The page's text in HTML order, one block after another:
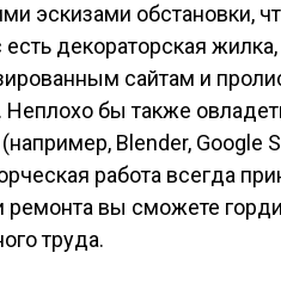
эскизами обстановки,
есть декораторская
сайтам и
бы также
Blender, Google
работа всегда
ремонта вы сможете
труда.